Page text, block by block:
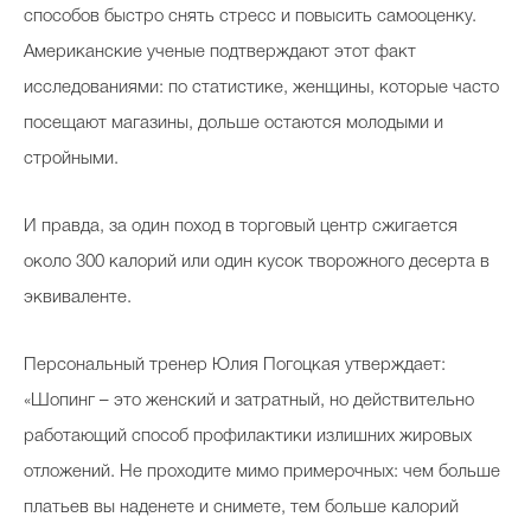
способов быстро снять стресс и повысить самооценку.
Американские ученые подтверждают этот факт
исследованиями: по статистике, женщины, которые часто
посещают магазины, дольше остаются молодыми и
стройными.
И правда, за один поход в торговый центр сжигается
около 300 калорий или один кусок творожного десерта в
эквиваленте.
Персональный тренер Юлия Погоцкая утверждает:
«Шопинг – это женский и затратный, но действительно
работающий способ профилактики излишних жировых
отложений. Не проходите мимо примерочных: чем больше
платьев вы наденете и снимете, тем больше калорий